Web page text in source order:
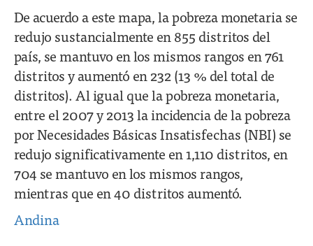
De acuerdo a este mapa, la pobreza monetaria se
redujo sustancialmente en 855 distritos del
país, se mantuvo en los mismos rangos en 761
distritos y aumentó en 232 (13 % del total de
distritos). Al igual que la pobreza monetaria,
entre el 2007 y 2013 la incidencia de la pobreza
por Necesidades Básicas Insatisfechas (NBI) se
redujo significativamente en 1,110 distritos, en
704 se mantuvo en los mismos rangos,
mientras que en 40 distritos aumentó.
Andina